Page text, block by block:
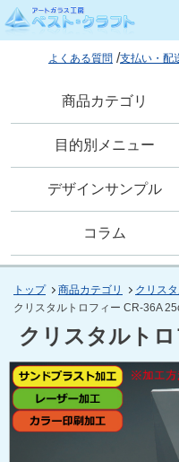
よくある質問 支払い・配
商品カテゴリ
目的別メニュー
デザインサンプル
コラム
トップ 商品カテゴリ
クリス
クリスタルトロフィー CR-36A
クリスタルト